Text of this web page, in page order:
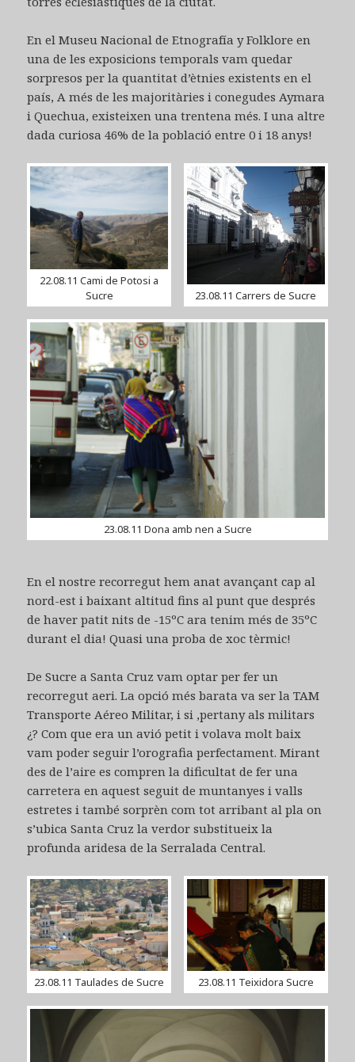
En el Museu Nacional de Etnografía y Folklore en
una de les exposicions temporals vam quedar
sorpresos per la quantitat d’ètnies existents en el
país, A més de les majoritàries i conegudes Aymara
i Quechua, existeixen una trentena més. I una altre
dada curiosa 46% de la població entre 0 i 18 anys!
22.08.11 Cami de Potosi a
Sucre
23.08.11 Carrers de Sucre
23.08.11 Dona amb nen a Sucre
En el nostre recorregut hem anat avançant cap al
nord-est i baixant altitud fins al punt que després
de haver patit nits de -15ºC ara tenim més de 35ºC
durant el dia! Quasi una proba de xoc tèrmic!
De Sucre a Santa Cruz vam optar per fer un
recorregut aeri. La opció més barata va ser la TAM
Transporte Aéreo Militar, i si ,pertany als militars
¿? Com que era un avió petit i volava molt baix
vam poder seguir l’orografia perfectament. Mirant
des de l’aire es compren la dificultat de fer una
carretera en aquest seguit de muntanyes i valls
estretes i també sorprèn com tot arribant al pla on
s’ubica Santa Cruz la verdor substitueix la
profunda aridesa de la Serralada Central.
23.08.11 Taulades de Sucre 23.08.11 Teixidora Sucre